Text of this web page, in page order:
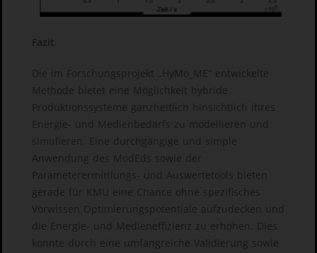
Fazit
Die im Forschungsprojekt „HyMo_ME“ entwickelte
Methode bietet eine Möglichkeit hybride
Produktionssysteme ganzheitlich hinsichtlich ihres
Energie- und Medienbedarfs zu modellieren und
simulieren. Eine durchgängige und simple
Anwendung des ModEds sowie der
Parameterermittlungs- und Auswertetools bieten
gerade für KMU eine Chance ohne spezifisches
Vorwissen Optimierungspotentiale aufzudecken und
die Energie- und Medieneffizienz zu erhöhen. Dies
konnte durch eine umfangreiche Validierung sowie